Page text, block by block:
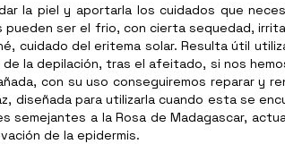
la piel y aportarla los cuidados que
ser el frio, con cierta sequedad,
cuidado del eritema solar. Resulta útil
la depilación, tras el afeitado, si nos
con su uso conseguiremos reparar y
diseñada para utilizarla cuando esta se
semejantes a la Rosa de Madagascar,
de la epidermis.